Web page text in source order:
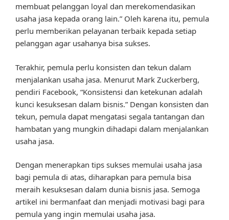
membuat pelanggan loyal dan merekomendasikan
usaha jasa kepada orang lain.” Oleh karena itu, pemula
perlu memberikan pelayanan terbaik kepada setiap
pelanggan agar usahanya bisa sukses.
Terakhir, pemula perlu konsisten dan tekun dalam
menjalankan usaha jasa. Menurut Mark Zuckerberg,
pendiri Facebook, “Konsistensi dan ketekunan adalah
kunci kesuksesan dalam bisnis.” Dengan konsisten dan
tekun, pemula dapat mengatasi segala tantangan dan
hambatan yang mungkin dihadapi dalam menjalankan
usaha jasa.
Dengan menerapkan tips sukses memulai usaha jasa
bagi pemula di atas, diharapkan para pemula bisa
meraih kesuksesan dalam dunia bisnis jasa. Semoga
artikel ini bermanfaat dan menjadi motivasi bagi para
pemula yang ingin memulai usaha jasa.